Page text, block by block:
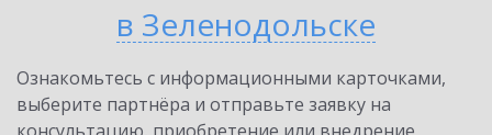
в Зеленодольске
Ознакомьтесь с информационными карточками,
выберите партнёра и отправьте заявку на